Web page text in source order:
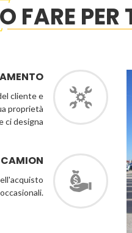
FARE PER
cliente e
proprietà
ci designa